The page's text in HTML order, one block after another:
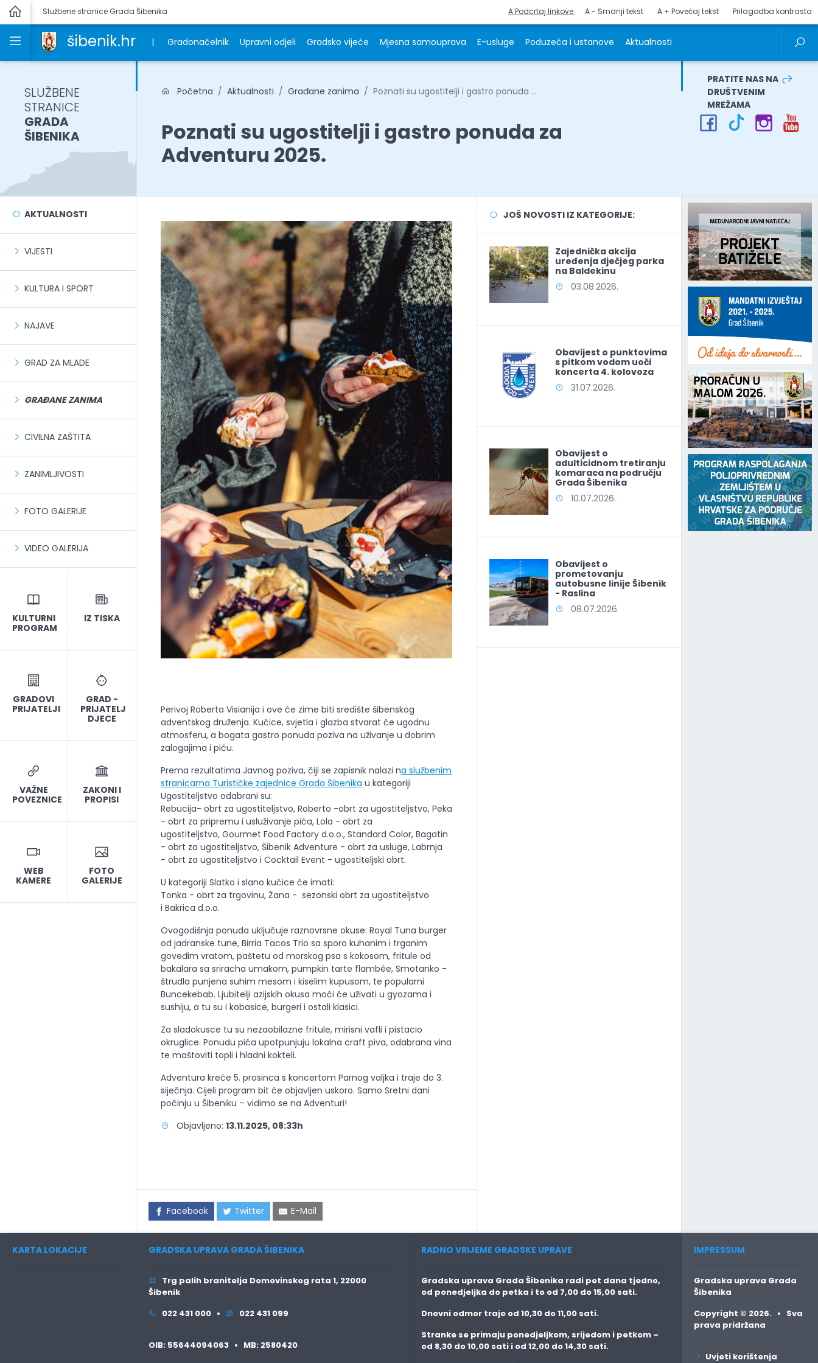
Službene stranice Grada Šibenika A Podcrtaj linkove A - Smanji tekst A + Povećaj tekst Prilagodba kontrasta
šibenik.hr | Gradonačelnik Upravni odjeli Gradsko vijeće Mjesna samouprava E-usluge Poduzeća i ustanove Aktualnosti
SLUŽBENE
STRANICE
GRADA
ŠIBENIKA
Početna Aktualnosti Građane zanima Poznati su ugostitelji i gastro ponuda ...
Poznati su ugostitelji i gastro ponuda za
Adventuru 2025.
PRATITE NAS NA
DRUŠTVENIM
MREŽAMA
AKTUALNOSTI
VIJESTI
KULTURA I SPORT
NAJAVE
GRAD ZA MLADE
GRAĐANE ZANIMA
CIVILNA ZAŠTITA
ZANIMLJIVOSTI
FOTO GALERIJE
VIDEO GALERIJA
KULTURNI
PROGRAM
IZ TISKA
GRADOVI
PRIJATELJI
GRAD -
PRIJATELJ
DJECE
VAŽNE
POVEZNICE
ZAKONI I
PROPISI
WEB
KAMERE
FOTO
GALERIJE
Perivoj Roberta Visianija i ove će zime biti središte šibenskog
adventskog druženja. Kućice, svjetla i glazba stvarat će ugodnu
atmosferu, a bogata gastro ponuda poziva na uživanje u dobrim
zalogajima i piću.
Prema rezultatima Javnog poziva, čiji se zapisnik nalazi na službenim
stranicama Turističke zajednice Grada Šibenika u kategoriji
Ugostiteljstvo odabrani su:
Rebucija- obrt za ugostiteljstvo, Roberto -obrt za ugostiteljstvo, Peka
- obrt za pripremu i usluživanje pića, Lola - obrt za
ugostiteljstvo, Gourmet Food Factory d.o.o., Standard Color, Bagatin
- obrt za ugostiteljstvo, Šibenik Adventure - obrt za usluge, Labrnja
- obrt za ugostiteljstvo i Cocktail Event - ugostiteljski obrt.
U kategoriji Slatko i slano kućice će imati:
Tonka - obrt za trgovinu, Žana - sezonski obrt za ugostiteljstvo
i Bakrica d.o.o.
Ovogodišnja ponuda uključuje raznovrsne okuse: Royal Tuna burger
od jadranske tune, Birria Tacos Trio sa sporo kuhanim i trganim
goveđim vratom, paštetu od morskog psa s kokosom, fritule od
bakalara sa sriracha umakom, pumpkin tarte flambée, Smotanko -
štrudla punjena suhim mesom i kiselim kupusom, te popularni
Buncekebab. Ljubitelji azijskih okusa moći će uživati u gyozama i
sushiju, a tu su i kobasice, burgeri i ostali klasici.
Za sladokusce tu su nezaobilazne fritule, mirisni vafli i pistacio
okruglice. Ponudu pića upotpunjuju lokalna craft piva, odabrana vina
te maštoviti topli i hladni kokteli.
Adventura kreće 5. prosinca s koncertom Parnog valjka i traje do 3.
siječnja. Cijeli program bit će objavljen uskoro. Samo Sretni dani
počinju u Šibeniku – vidimo se na Adventuri!
Objavljeno: 13.11.2025, 08:33h
Facebook Twitter E-Mail
JOŠ NOVOSTI IZ KATEGORIJE:
Zajednička akcija
uređenja dječjeg parka
na Baldekinu
03.08.2026.
Obavijest o punktovima
s pitkom vodom uoči
koncerta 4. kolovoza
31.07.2026.
Obavijest o
adulticidnom tretiranju
komaraca na području
Grada Šibenika
10.07.2026.
Obavijest o
prometovanju
autobusne linije Šibenik
- Raslina
08.07.2026.
KARTA LOKACIJE GRADSKA UPRAVA GRADA ŠIBENIKA
Trg palih branitelja Domovinskog rata 1, 22000
Šibenik
022 431 000 •
022 431 099
OIB: 55644094063 • MB: 2580420
RADNO VRIJEME GRADSKE UPRAVE
Gradska uprava Grada Šibenika radi pet dana tjedno,
od ponedjeljka do petka i to od 7,00 do 15,00 sati.
Dnevni odmor traje od 10,30 do 11,00 sati.
Stranke se primaju ponedjeljkom, srijedom i petkom –
od 8,30 do 10,00 sati i od 12,00 do 14,30 sati.
IMPRESSUM
Gradska uprava Grada
Šibenika
Copyright © 2026. • Sva
prava pridržana
Uvjeti korištenja